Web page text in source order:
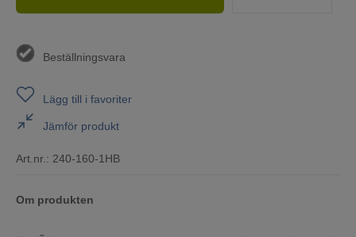
Beställningsvara
Lägg till i favoriter
Jämför produkt
Art.nr.: 240-160-1HB
Om produkten